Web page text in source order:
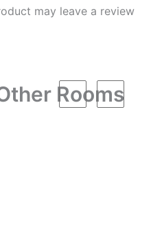
may leave a review.
Rooms